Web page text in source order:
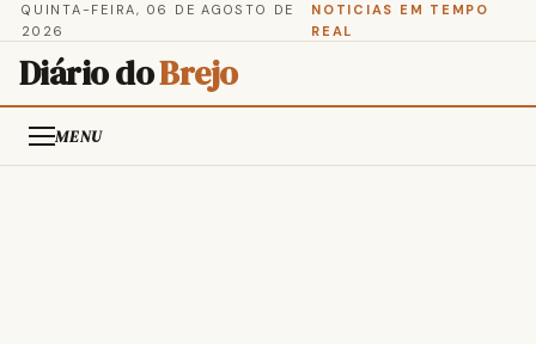
QUINTA-FEIRA, 06 DE AGOSTO DE
2026
NOTICIAS EM TEMPO
REAL
Diário doBrejo
MENU